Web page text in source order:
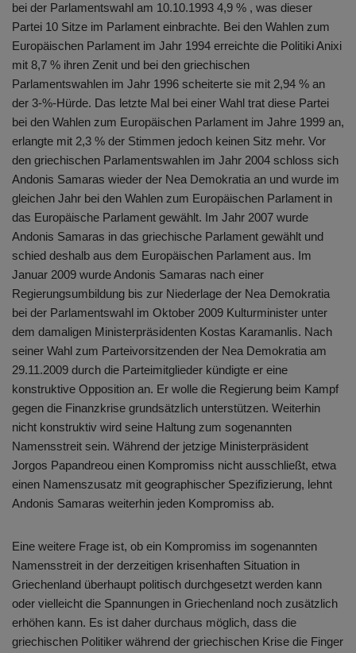
bei der Parlamentswahl am 10.10.1993 4,9 % , was dieser
Partei 10 Sitze im Parlament einbrachte. Bei den Wahlen zum
Europäischen Parlament im Jahr 1994 erreichte die Politiki Anixi
mit 8,7 % ihren Zenit und bei den griechischen
Parlamentswahlen im Jahr 1996 scheiterte sie mit 2,94 % an
der 3-%-Hürde. Das letzte Mal bei einer Wahl trat diese Partei
bei den Wahlen zum Europäischen Parlament im Jahre 1999 an,
erlangte mit 2,3 % der Stimmen jedoch keinen Sitz mehr. Vor
den griechischen Parlamentswahlen im Jahr 2004 schloss sich
Andonis Samaras wieder der Nea Demokratia an und wurde im
gleichen Jahr bei den Wahlen zum Europäischen Parlament in
das Europäische Parlament gewählt. Im Jahr 2007 wurde
Andonis Samaras in das griechische Parlament gewählt und
schied deshalb aus dem Europäischen Parlament aus. Im
Januar 2009 wurde Andonis Samaras nach einer
Regierungsumbildung bis zur Niederlage der Nea Demokratia
bei der Parlamentswahl im Oktober 2009 Kulturminister unter
dem damaligen Ministerpräsidenten Kostas Karamanlis. Nach
seiner Wahl zum Parteivorsitzenden der Nea Demokratia am
29.11.2009 durch die Parteimitglieder kündigte er eine
konstruktive Opposition an. Er wolle die Regierung beim Kampf
gegen die Finanzkrise grundsätzlich unterstützen. Weiterhin
nicht konstruktiv wird seine Haltung zum sogenannten
Namensstreit sein. Während der jetzige Ministerpräsident
Jorgos Papandreou einen Kompromiss nicht ausschließt, etwa
einen Namenszusatz mit geographischer Spezifizierung, lehnt
Andonis Samaras weiterhin jeden Kompromiss ab.
Eine weitere Frage ist, ob ein Kompromiss im sogenannten
Namensstreit in der derzeitigen krisenhaften Situation in
Griechenland überhaupt politisch durchgesetzt werden kann
oder vielleicht die Spannungen in Griechenland noch zusätzlich
erhöhen kann. Es ist daher durchaus möglich, dass die
griechischen Politiker während der griechischen Krise die Finger